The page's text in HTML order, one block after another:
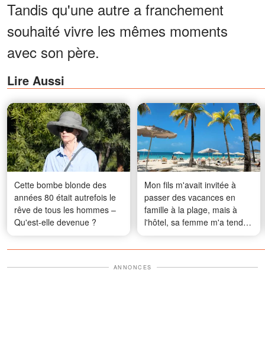
Tandis qu'une autre a franchement
souhaité vivre les mêmes moments
avec son père.
Lire Aussi
Cette bombe blonde des
années 80 était autrefois le
rêve de tous les hommes –
Qu'est-elle devenue ?
Mon fils m'avait invitée à
passer des vacances en
famille à la plage, mais à
l'hôtel, sa femme m'a tendu
une liste en me disant : «
C'est pour ça qu'on t'a
ANNONCES